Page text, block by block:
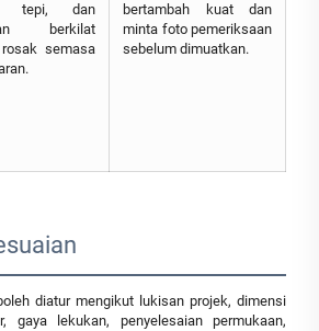
tepi, dan
berkilat
semasa
bertambah kuat dan
minta foto pemeriksaan
sebelum dimuatkan.
diatur mengikut lukisan projek, dimensi
gaya lekukan, penyelesaian permukaan,